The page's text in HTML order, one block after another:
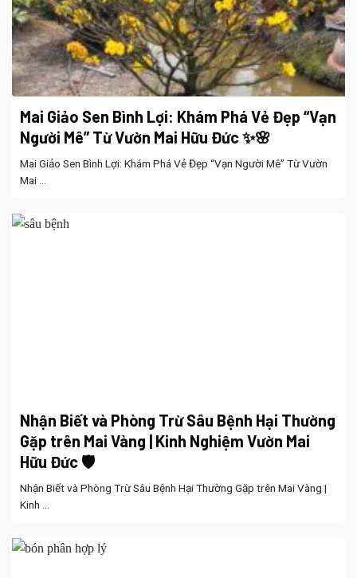
Mai Giảo Sen Bình Lợi: Khám Phá Vẻ Đẹp “Vạn
Người Mê” Từ Vườn Mai Hữu Đức ✨🌸
Mai Giảo Sen Bình Lợi: Khám Phá Vẻ Đẹp “Vạn Người Mê” Từ Vườn
Mai ...
Nhận Biết và Phòng Trừ Sâu Bệnh Hại Thường
Gặp trên Mai Vàng | Kinh Nghiệm Vườn Mai
Hữu Đức 🛡️
Nhận Biết và Phòng Trừ Sâu Bệnh Hại Thường Gặp trên Mai Vàng |
Kinh ...